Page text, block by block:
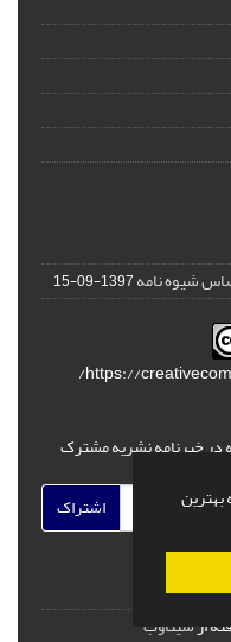
بهترین
شیوه نامه1397-09-15
https://
در خبرنامه نشریه مشترک
اشتراک
ازسیناوب